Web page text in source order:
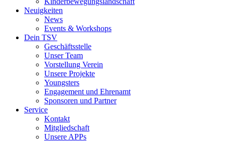
Neuigkeiten
News
Events & Workshops
Dein TSV
Geschäftsstelle
Unser Team
Vorstellung Verein
Unsere Projekte
Youngsters
Engagement und Ehrenamt
Sponsoren und Partner
Service
Kontakt
Mitgliedschaft
Unsere APPs